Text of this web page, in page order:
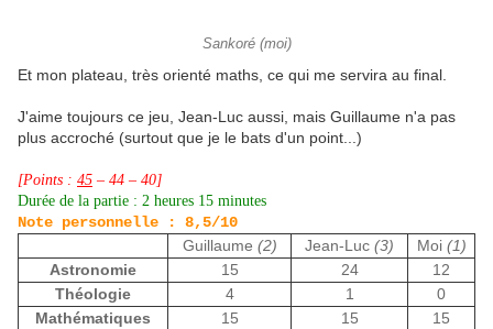
Sankoré (moi)
Et mon plateau, très orienté maths, ce qui me servira au final.
J'aime toujours ce jeu, Jean-Luc aussi, mais Guillaume n'a pas
plus accroché (surtout que je le bats d'un point...)
[Points : 45 – 44 – 40]
Durée de la partie : 2 heures 15 minutes
Note personnelle : 8,5/10
Guillaume (2) Jean-Luc (3) Moi (1)
Astronomie
15 24
12
Théologie
4 1
0
Mathématiques
15 15
15